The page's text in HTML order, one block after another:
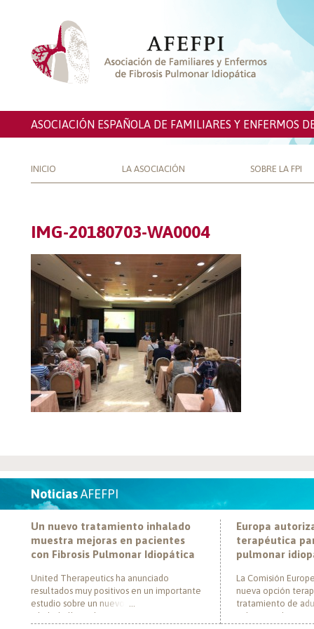
ASOCIACIÓN ESPAÑOLA DE FAMILIARES Y ENFERMOS
INICIO LA ASOCIACIÓN SOBRE LA FPI
IMG-20180703-WA0004
NoticiasAFEFPI
Un nuevo tratamiento inhalado
muestra mejoras en pacientes
con Fibrosis Pulmonar Idiopática
United Therapeutics ha anunciado
resultados muy positivos en un importante
estudio sobre un nuevo tratamiento
inhalado llamado Tyvaso, dirigido a
Europa
terapéutica
pulmonar
La Comisión
nueva opción
tratamiento de
pulmonar